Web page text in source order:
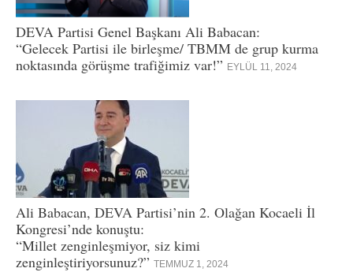
DEVA Partisi Genel Başkanı Ali Babacan:
“Gelecek Partisi ile birleşme/ TBMM de grup kurma
noktasında görüşme trafiğimiz var!” EYLÜL 11, 2024
Ali Babacan, DEVA Partisi’nin 2. Olağan Kocaeli İl
Kongresi’nde konuştu:
“Millet zenginleşmiyor, siz kimi
zenginleştiriyorsunuz?” TEMMUZ 1, 2024